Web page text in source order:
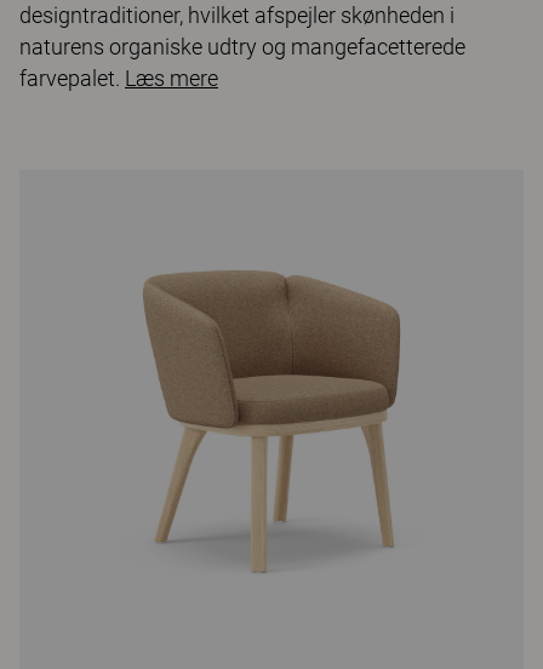
designtraditioner, hvilket afspejler skønheden i
naturens organiske udtry og mangefacetterede
farvepalet. Læs mere